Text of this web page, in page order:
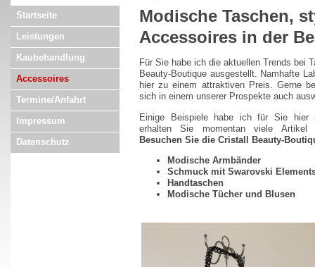
Startseite
Leistungen
Kaubehandlung
Accessoires
Termine/Anfahrt
Impressum
Datenschutz
Modische Taschen,
Accessoires in der
Für Sie habe ich die aktuellen Trends bei
Beauty-Boutique ausgestellt. Namhafte
hier zu einem attraktiven Preis. Gerne
sich in einem unserer Prospekte auch
Einige Beispiele habe ich für Sie hier
erhalten Sie momentan viele
Besuchen Sie die Cristall Beauty-
Modische Armbänder
Schmuck mit Swarovski
Handtaschen
Modische Tücher und Blusen